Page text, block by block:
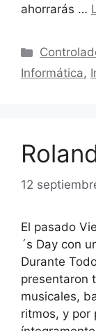
ahorrarás …
Informática,
12
El pasado
´s Day con
Durante
presentaron
musicales,
ritmos, y por